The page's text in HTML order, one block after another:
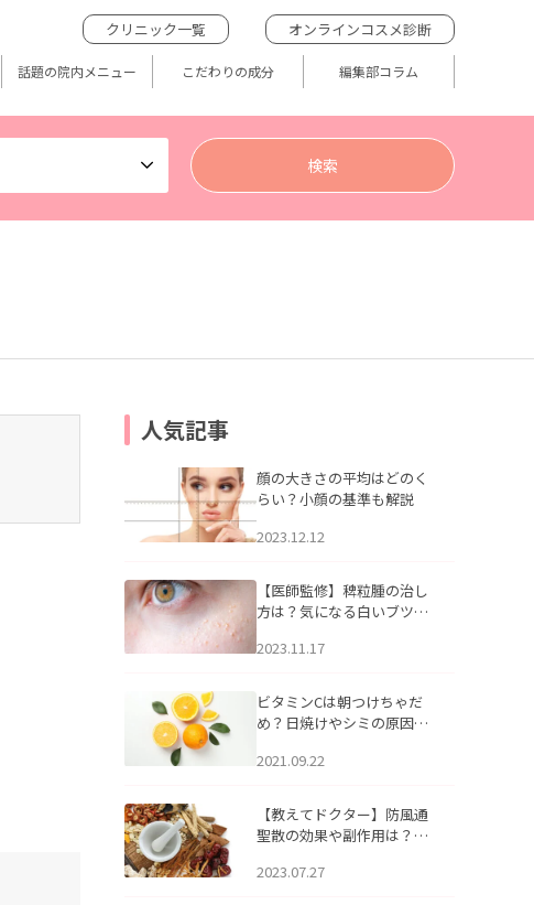
クリニック一覧 オンラインコスメ診断
話題の院内メニュー こだわりの成分 編集部コラム
人気記事
顔の大きさの平均はどのく
らい？小顔の基準も解説
2023.12.12
【医師監修】稗粒腫の治し
方は？気になる白いブツブ
アについて
2023.11.17
ビタミンCは朝つけちゃだ
め？日焼けやシミの原因に
2021.09.22
【教えてドクター】防風通
聖散の効果や副作用は？長
2023.07.27